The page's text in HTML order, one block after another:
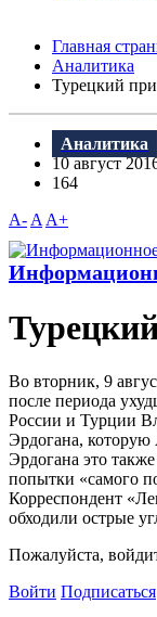
Главная
Аналитика
Турецкий
Аналитика
10 август
164
A- A A+
Во вторник, 9
после периода
России и Турции
Эрдогана, которую
Эрдогана это
попытки «самого
Корреспондент
обходили острые
Пожалуйста,
Войти Подписаться